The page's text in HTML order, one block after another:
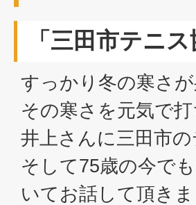
「三田市テニ
すっかり冬の寒さ
その寒さを元気で
井上さんに三田市
そして75歳の今で
いてお話して頂きま